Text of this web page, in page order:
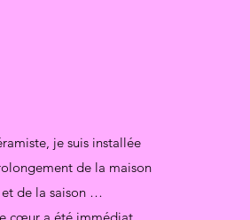
je suis installée
de la maison
de la saison …